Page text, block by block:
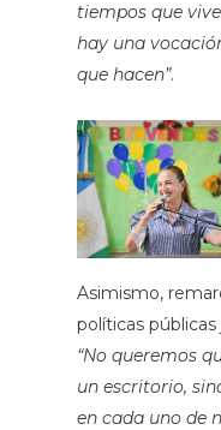
tiempos que
hay una
que hacen”.
Asimismo,
políticas
“No queremos
un escritorio,
en cada uno de